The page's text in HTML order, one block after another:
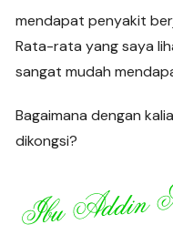
mendapat penyakit
Rata-rata yang saya
sangat mudah
Bagaimana dengan
dikongsi?